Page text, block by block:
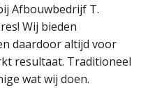
Afbouwbedrijf T.
Wij bieden
daardoor altijd voor
resultaat. Traditioneel
wat wij doen.